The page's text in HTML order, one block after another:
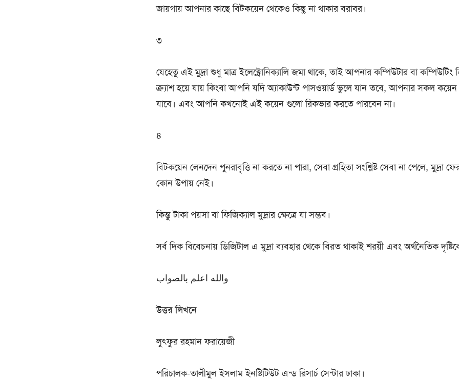
জায়গায় আপনার কাছে বিটকয়েন থেকেও কিছু না থাকার বরাবর।
৩
যেহেতু এই মুদ্রা শুধু মাত্র ইলেক্ট্রোনিক্যালি জমা থাকে, তাই আপনার কম্পিউটার বা কম্পিউটিং
ক্র্যাশ হয়ে যায় কিংবা আপনি যদি অ্যাকাউন্ট পাসওয়ার্ড ভুলে যান তবে, আপনার সকল কয়েন
যাবে। এবং আপনি কখনোই এই কয়েন গুলো রিকভার করতে পারবেন না।
৪
বিটকয়েন লেনদেন পুনরাবৃত্তি না করতে না পারা, সেবা গ্রহিতা সংশ্লিষ্ট সেবা না পেলে, মুদ্রা
কোন উপায় নেই।
কিন্তু টাকা পয়সা বা ফিজিক্যাল মুদ্রার ক্ষেত্রে যা সম্ভব।
সর্ব দিক বিবেচনায় ডিজিটাল এ মুদ্রা ব্যবহার থেকে বিরত থাকাই শরয়ী এবং অর্থনৈতিক
والله اعلم بالصواب
উত্তর লিখনে
লুৎফুর রহমান ফরায়েজী
পরিচালক-তালীমুল ইসলাম ইনষ্টিটিউট এন্ড রিসার্চ সেন্টার ঢাকা।